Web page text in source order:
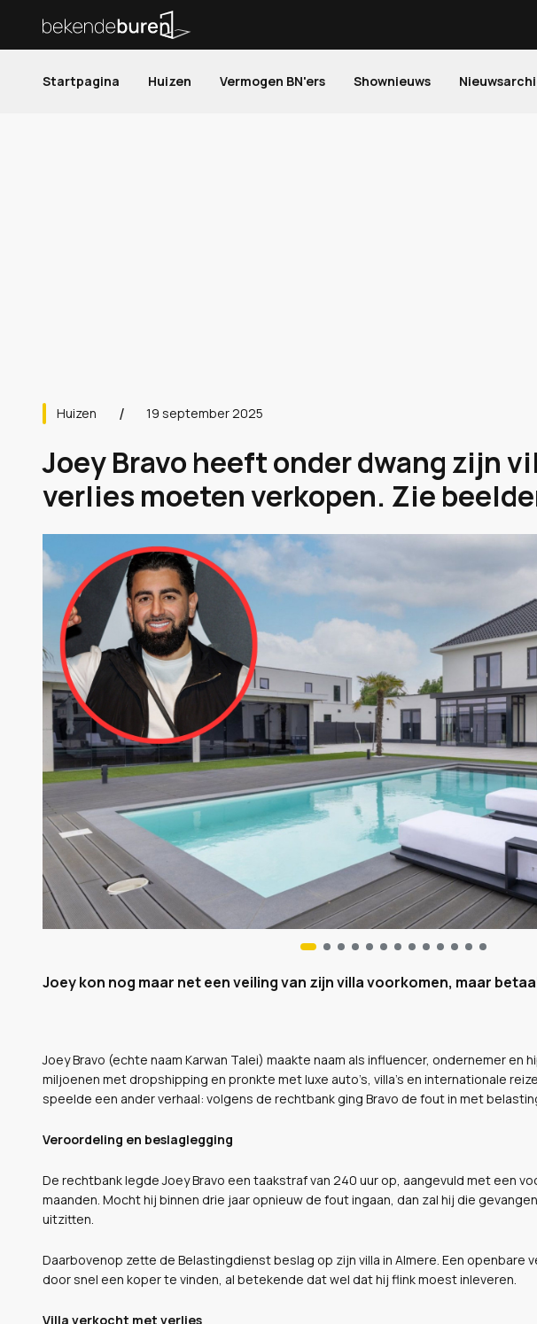
Startpagina Huizen Vermogen BN'ers Shownieuws
Huizen 19 september 2025
Joey Bravo heeft onder dwang zijn
verlies moeten verkopen. Zie
Joey kon nog maar net een veiling van zijn villa voorkomen, maar
Joey Bravo (echte naam Karwan Talei) maakte naam als influencer, ondernemer en
miljoenen met dropshipping en pronkte met luxe auto’s, villa’s en internationale
speelde een ander verhaal: volgens de rechtbank ging Bravo de fout in met
Veroordeling en beslaglegging
De rechtbank legde Joey Bravo een taakstraf van 240 uur op, aangevuld met een
maanden. Mocht hij binnen drie jaar opnieuw de fout ingaan, dan zal hij die
uitzitten.
Daarbovenop zette de Belastingdienst beslag op zijn villa in Almere. Een openbare
door snel een koper te vinden, al betekende dat wel dat hij flink moest inleveren.
Villa verkocht met verlies